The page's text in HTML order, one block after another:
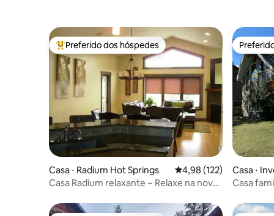
Entre os melhores preferidos dos hóspedes
Preferido dos hóspedes
Casa ⋅ Radium Hot Springs 4,98 de uma avaliação
4,98 (122)
Casa Radium relaxante ~ Relaxe na nova
Casa ⋅
Casa